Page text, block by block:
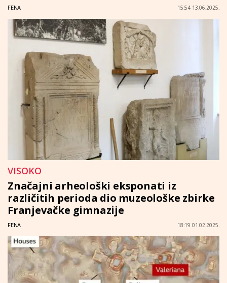
FENA 15:54 13.06.2025.
VISOKO
Značajni arheološki eksponati iz
različitih perioda dio muzeološke zbirke
Franjevačke gimnazije
FENA 18:19 01.02.2025.